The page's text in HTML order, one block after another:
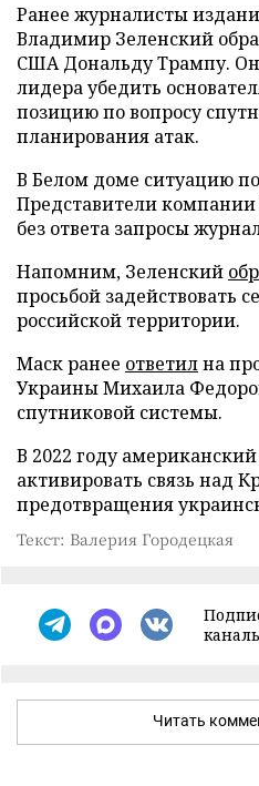
Ранее журналисты
Владимир Зеленский
США Дональду Трампу.
лидера убедить
позицию по вопросу
планирования атак.
В Белом доме ситуацию
Представители компании
без ответа запросы
Напомним, Зеленский
просьбой задействовать
российской территории.
Маск ранее ответилна
Украины Михаила
спутниковой системы.
В 2022 году
активировать связь над
предотвращения
Текст: Валерия Городецкая
Читать